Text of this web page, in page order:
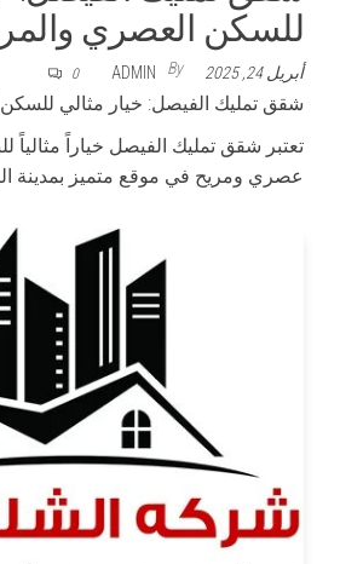
للسكن العصري
أبريل 24, 2025 By
ADMIN
0
شقق تمليك الفيصل: خيار مثالي
تعتبر شقق تمليك الفيصل خياراً مثالياً
عصري ومريح في موقع متميز بمدينة